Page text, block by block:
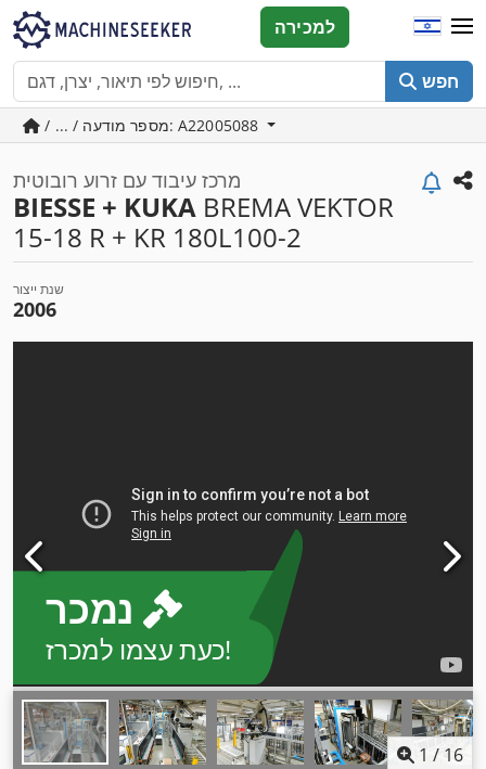
חפש
למכירה
/ ... / מספר מודעה: A22005088
מרכז עיבוד עם זרוע רובוטית
BIESSE + KUKA BREMA VEKTOR
15-18 R + KR 180L100-2
שנת ייצור
2006
כעת עצמו למכרז!
1 / 16